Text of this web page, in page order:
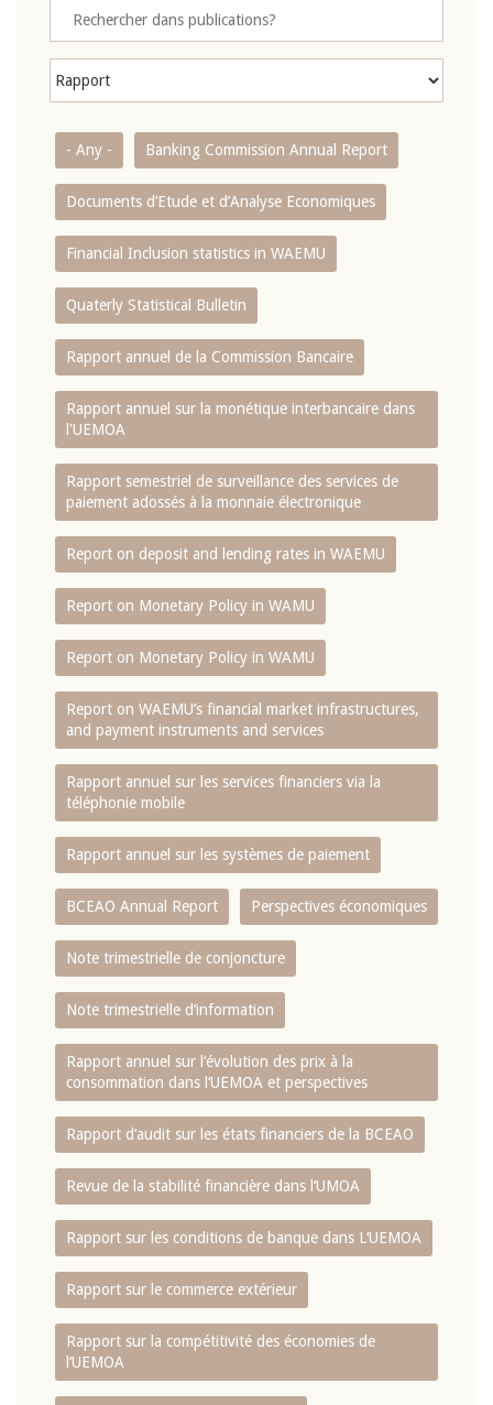
- Any - Banking Commission Annual Report
Documents d’Etude et d’Analyse Economiques
Financial Inclusion statistics in WAEMU
Quaterly Statistical Bulletin
Rapport annuel de la Commission Bancaire
Rapport annuel sur la monétique interbancaire dans
l'UEMOA
Rapport semestriel de surveillance des services de
paiement adossés à la monnaie électronique
Report on deposit and lending rates in WAEMU
Report on Monetary Policy in WAMU
Report on Monetary Policy in WAMU
Report on WAEMU’s financial market infrastructures,
and payment instruments and services
Rapport annuel sur les services financiers via la
téléphonie mobile
Rapport annuel sur les systèmes de paiement
BCEAO Annual Report Perspectives économiques
Note trimestrielle de conjoncture
Note trimestrielle d‘information
Rapport annuel sur l‘évolution des prix à la
consommation dans l‘UEMOA et perspectives
Rapport d‘audit sur les états financiers de la BCEAO
Revue de la stabilité financière dans l‘UMOA
Rapport sur les conditions de banque dans L‘UEMOA
Rapport sur le commerce extérieur
Rapport sur la compétitivité des économies de
l‘UEMOA